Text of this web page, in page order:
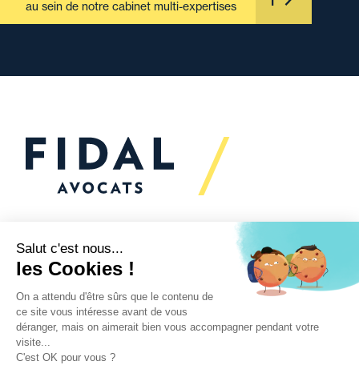
au sein de notre cabinet multi-expertises
Vous souhaitez échanger
avec nous ?
Nous sommes
à votre écoute